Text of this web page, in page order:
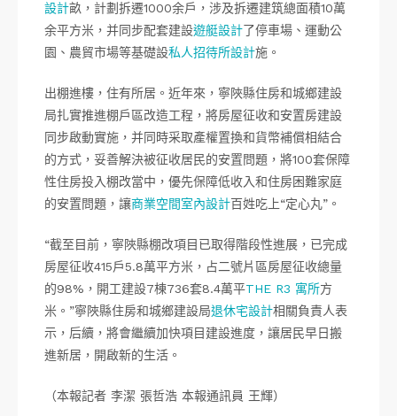
設計畝，計劃拆遷1000余戶，涉及拆遷建筑總面積10萬
余平方米，并同步配套建設遊艇設計了停車場、運動公
園、農貿市場等基礎設私人招待所設計施。
出棚進樓，住有所居。近年來，寧陜縣住房和城鄉建設
局扎實推進棚戶區改造工程，將房屋征收和安置房建設
同步啟動實施，并同時采取產權置換和貨幣補償相結合
的方式，妥善解決被征收居民的安置問題，將100套保障
性住房投入棚改當中，優先保障低收入和住房困難家庭
的安置問題，讓商業空間室內設計百姓吃上“定心丸”。
“截至目前，寧陜縣棚改項目已取得階段性進展，已完成
房屋征收415戶5.8萬平方米，占二號片區房屋征收總量
的98%，開工建設7棟736套8.4萬平THE R3 寓所方
米。”寧陜縣住房和城鄉建設局退休宅設計相關負責人表
示，后續，將會繼續加快項目建設進度，讓居民早日搬
進新居，開啟新的生活。
（本報記者 李潔 張哲浩 本報通訊員 王輝）